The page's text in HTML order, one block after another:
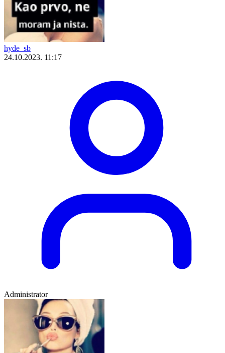
hyde_sb
24.10.2023. 11:17
Administrator